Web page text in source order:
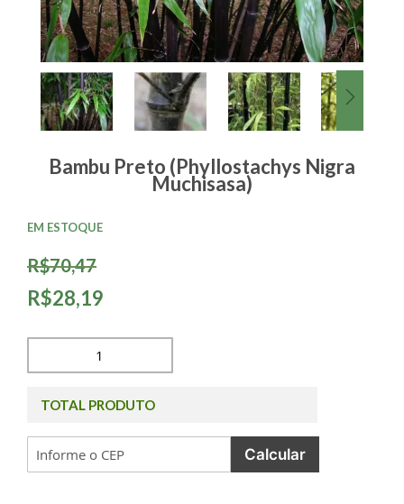
Bambu Preto (Phyllostachys Nigra
Muchisasa)
R$70,47
R$28,19
EM ESTOQUE
TOTAL PRODUTO
Calcular